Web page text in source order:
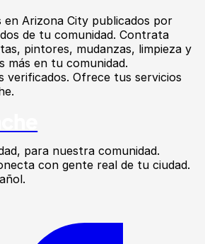
en Arizona City publicados por
de tu comunidad. Contrata
pintores, mudanzas, limpieza y
más en tu comunidad.
verificados. Ofrece tus servicios
para nuestra comunidad.
con gente real de tu ciudad.